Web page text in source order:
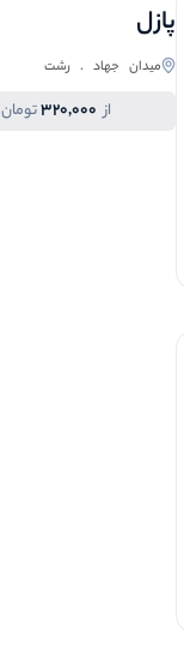
پازل
میدان جهاد . رشت
از 320,000تومان